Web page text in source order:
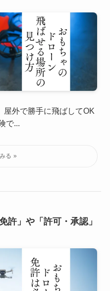
屋外で勝手に飛ばしてOK
で...
許」や「許可・承認」